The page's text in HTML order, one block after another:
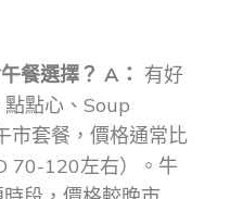
餐選擇？ A： 有好
點心、Soup
市套餐，價格通常比
70-120左右）。牛